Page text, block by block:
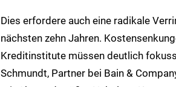
Dies erfordere auch eine radikale
nächsten zehn Jahren.
Kreditinstitute müssen deutlich
Schmundt, Partner bei Bain &